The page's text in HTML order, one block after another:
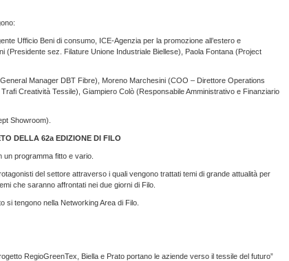
Ufficio Beni di consumo, ICE-Agenzia per la promozione all’estero e
(Presidente sez. Filature Unione Industriale Biellese), Paola Fontana (Project
Manager DBT Fibre), Moreno Marchesini (COO – Direttore Operations
Creatività Tessile), Giampiero Colò (Responsabile Amministrativo e Finanziario
Showroom).
DELLA 62a EDIZIONE DI FILO
un programma fitto e vario.
del settore attraverso i quali vengono trattati temi di grande attualità per
che saranno affrontati nei due giorni di Filo.
si tengono nella Networking Area di Filo.
RegioGreenTex, Biella e Prato portano le aziende verso il tessile del futuro”